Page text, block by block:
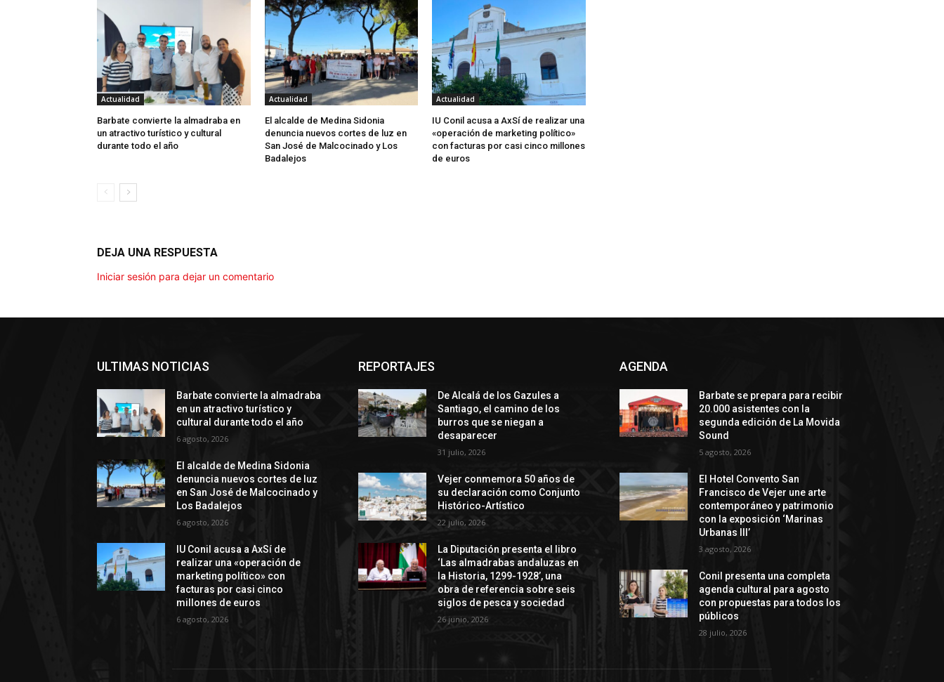
Actualidad
Barbate convierte la almadraba en
un atractivo turístico y cultural
durante todo el año
Actualidad
El alcalde de Medina Sidonia
denuncia nuevos cortes de luz en
San José de Malcocinado y Los
Badalejos
Actualidad
IU Conil acusa a AxSí de realizar una
«operación de marketing político»
con facturas por casi cinco millones
de euros
DEJA UNA RESPUESTA
Iniciar sesión para dejar un comentario
ULTIMAS NOTICIAS
Barbate convierte la almadraba
en un atractivo turístico y
cultural durante todo el año
6 agosto, 2026
El alcalde de Medina Sidonia
denuncia nuevos cortes de luz
en San José de Malcocinado y
Los Badalejos
6 agosto, 2026
IU Conil acusa a AxSí de
realizar una «operación de
marketing político» con
facturas por casi cinco
millones de euros
6 agosto, 2026
REPORTAJES
De Alcalá de los Gazules a
Santiago, el camino de los
burros que se niegan a
desaparecer
31 julio, 2026
Vejer conmemora 50 años de
su declaración como Conjunto
Histórico-Artístico
22 julio, 2026
La Diputación presenta el libro
‘Las almadrabas andaluzas en
la Historia, 1299-1928’, una
obra de referencia sobre seis
siglos de pesca y sociedad
26 junio, 2026
AGENDA
Barbate se prepara para recibir
20.000 asistentes con la
segunda edición de La Movida
Sound
5 agosto, 2026
El Hotel Convento San
Francisco de Vejer une arte
contemporáneo y patrimonio
con la exposición ‘Marinas
Urbanas III’
3 agosto, 2026
Conil presenta una completa
agenda cultural para agosto
con propuestas para todos los
públicos
28 julio, 2026